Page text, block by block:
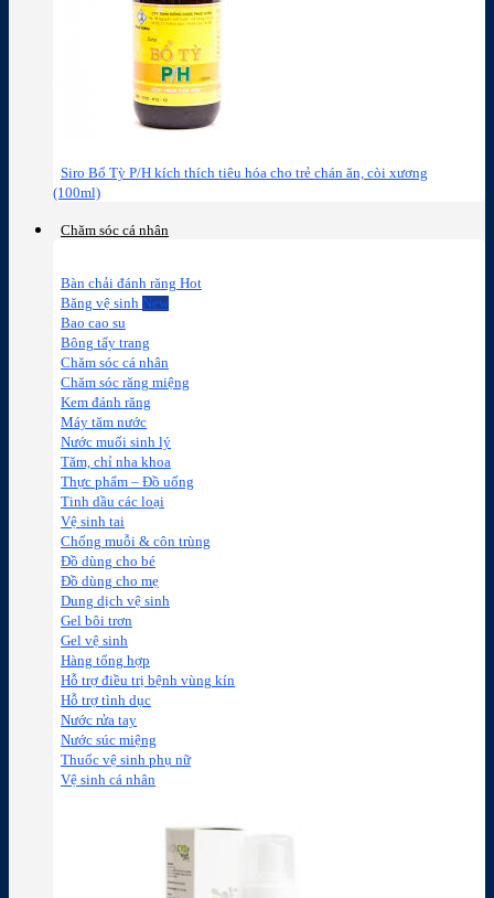
Siro Bổ Tỳ P/H kích thích tiêu hóa cho trẻ chán ăn, còi xương
(100ml)
Chăm sóc cá nhân
Bàn chải đánh răng
Băng vệ sinh
Bao cao su
Bông tẩy trang
Chăm sóc cá nhân
Chăm sóc răng miệng
Kem đánh răng
Máy tăm nước
Nước muối sinh lý
Tăm, chỉ nha khoa
Thực phẩm – Đồ uống
Tinh dầu các loại
Vệ sinh tai
Chống muỗi & côn trùng
Đồ dùng cho bé
Đồ dùng cho mẹ
Dung dịch vệ sinh
Gel bôi trơn
Gel vệ sinh
Hàng tổng hợp
Hỗ trợ điều trị bệnh vùng kín
Hỗ trợ tình dục
Nước rửa tay
Nước súc miệng
Thuốc vệ sinh phụ nữ
Vệ sinh cá nhân